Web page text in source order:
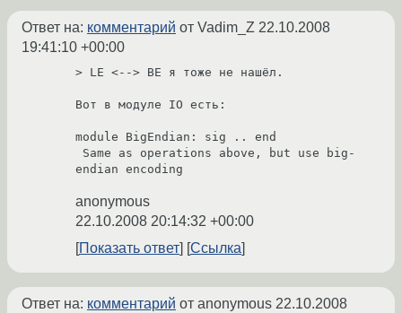
Ответ на: комментарий от Vadim_Z 22.10.2008
19:41:10 +00:00
> LE <--> BE я тоже не нашёл.
Вот в модуле IO есть:
module BigEndian: sig .. end
endian encoding
anonymous
22.10.2008 20:14:32 +00:00
Показать ответ
Ссылка
Ответ на: комментарий от anonymous 22.10.2008